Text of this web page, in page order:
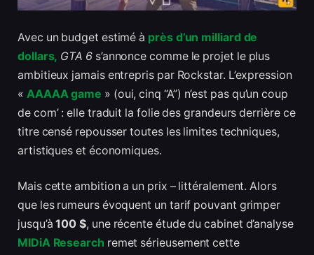
Avec un budget estimé à près d’un milliard de
dollars, GTA 6s’annonce comme le projet le plus
ambitieux jamais entrepris par Rockstar. L’expression
« AAAAA game » (oui, cinq “A”) n’est pas qu’un coup
de com’ : elle traduit la folie des grandeurs derrière ce
titre censé repousser toutes les limites techniques,
artistiques et économiques.
Mais cette ambition a un prix – littéralement. Alors
que les rumeurs évoquent un tarif pouvant grimper
jusqu’à100 $, une récente étude du cabinet d’analyse
MIDiA Research remet sérieusement cette